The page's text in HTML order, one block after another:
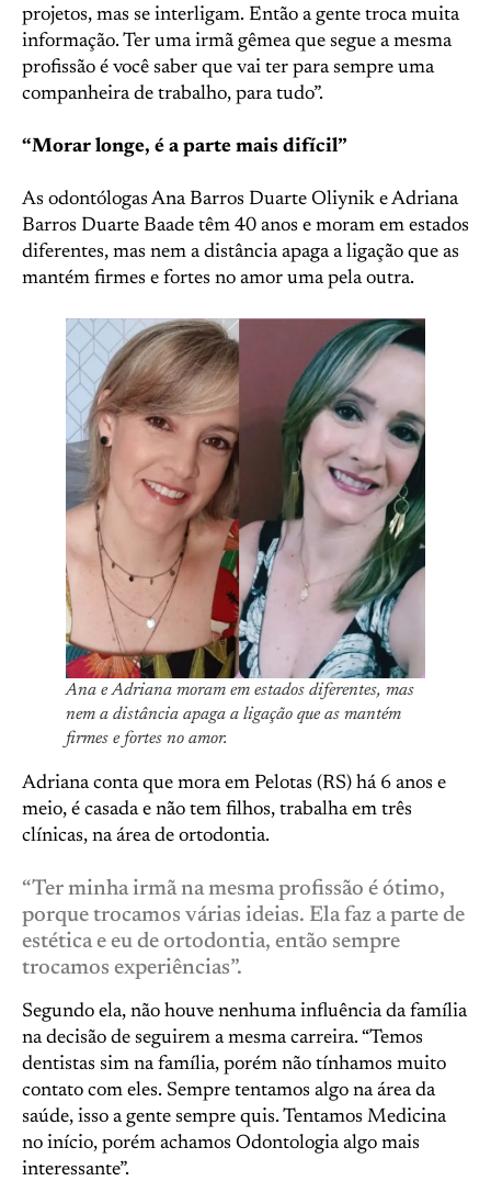
projetos, mas se interligam. Então a gente troca muita
informação. Ter uma irmã gêmea que segue a mesma
profissão é você saber que vai ter para sempre uma
companheira de trabalho, para tudo”.
“Morar longe, é a parte mais difícil”
As odontólogas Ana Barros Duarte Oliynik e Adriana
Barros Duarte Baade têm 40 anos e moram em estados
diferentes, mas nem a distância apaga a ligação que as
mantém firmes e fortes no amor uma pela outra.
Ana e Adriana moram em estados diferentes, mas
nem a distância apaga a ligação que as mantém
firmes e fortes no amor.
Adriana conta que mora em Pelotas (RS) há 6 anos e
meio, é casada e não tem filhos, trabalha em três
clínicas, na área de ortodontia.
“Ter minha irmã na mesma profissão é ótimo,
porque trocamos várias ideias. Ela faz a parte de
estética e eu de ortodontia, então sempre
trocamos experiências”.
Segundo ela, não houve nenhuma influência da família
na decisão de seguirem a mesma carreira. “Temos
dentistas sim na família, porém não tínhamos muito
contato com eles. Sempre tentamos algo na área da
saúde, isso a gente sempre quis. Tentamos Medicina
no início, porém achamos Odontologia algo mais
interessante”.